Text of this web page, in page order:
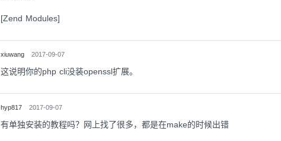
[Zend Modules]
xiuwang 2017-09-07
这说明你的php cli没装openssl扩展。
hyp817 2017-09-07
有单独安装的教程吗？网上找了很多，都是在make的时候出错